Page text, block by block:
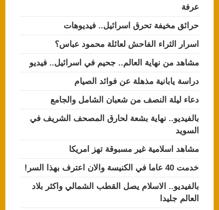
عرفة
حرائق مخيفة تحرق اسرائيل.. فيديوهات
اسرار الثراء الفاحش لعائلة محمود عباس؟
مشاهد من نهاية العالم.. جحيم في اسرائيل.. فيديو
دراسة يابانية مذهلة عن فوائد الصيام
دعاء ليلة النصف من شعبان الشامل والجامع
بالفيديو.. نهاية بشعة لحارق المصحف الشريف في
السويد
مشاهد اسلامية غير مسبوقة تهز امريكا
خدمت 40 عاما في الكنيسة والان اعترف بهذا السر!
بالفيديو.. الاسلام يصل القطب الشمالي واكثر بلاد
العالم جليدا